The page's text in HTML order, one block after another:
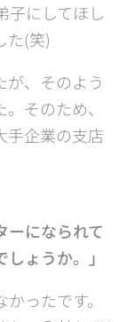
子にしてほし
た(笑)
が、そのよう
そのため、
手企業の支店
ーになられて
ょうか。」
ったです。